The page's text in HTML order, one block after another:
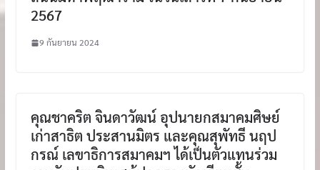
2567
9 กันยายน 2024
คุณชาคริต จินดาวัฒน์ อุปนายกสมาคมศิษย์
เก่าสาธิต ประสานมิตร และคุณสุพัทธี นฤป
กรณ์ เลขาธิการสมาคมฯ ได้เป็นตัวแทนร่วม